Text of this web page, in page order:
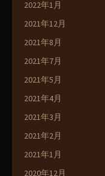
2022年1月
2021年12月
2021年8月
2021年7月
2021年5月
2021年4月
2021年3月
2021年2月
2021年1月
2020年12月